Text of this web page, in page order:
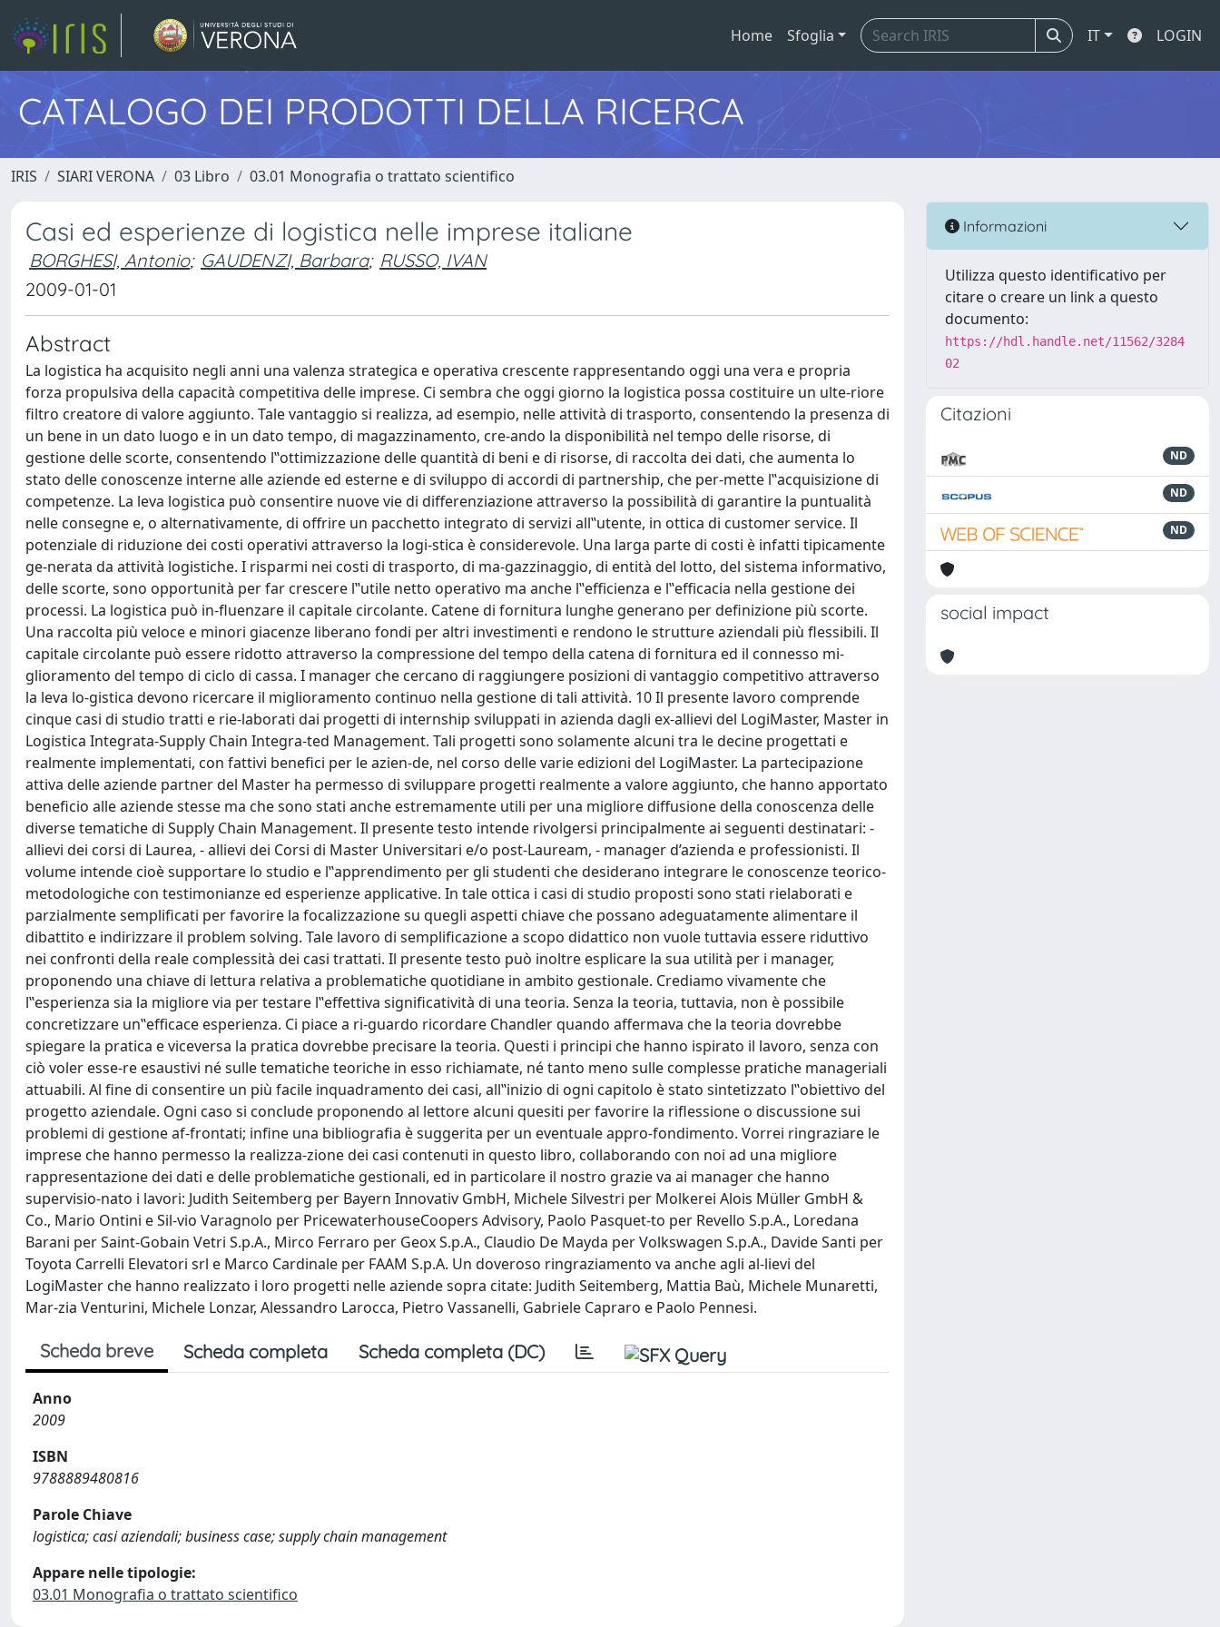
Home Sfoglia IT LOGIN
CATALOGO DEI PRODOTTI DELLA RICERCA
IRIS SIARI VERONA 03 Libro 03.01 Monografia o trattato scientifico
Casi ed esperienze di logistica nelle imprese italiane
BORGHESI, Antonio; GAUDENZI, Barbara; RUSSO, IVAN
2009-01-01
Abstract
La logistica ha acquisito negli anni una valenza strategica e operativa crescente rappresentando oggi una vera e propria
forza propulsiva della capacità competitiva delle imprese. Ci sembra che oggi giorno la logistica possa costituire un ulte-riore
filtro creatore di valore aggiunto. Tale vantaggio si realizza, ad esempio, nelle attività di trasporto, consentendo la presenza di
un bene in un dato luogo e in un dato tempo, di magazzinamento, cre-ando la disponibilità nel tempo delle risorse, di
gestione delle scorte, consentendo l‟ottimizzazione delle quantità di beni e di risorse, di raccolta dei dati, che aumenta lo
stato delle conoscenze interne alle aziende ed esterne e di sviluppo di accordi di partnership, che per-mette l‟acquisizione di
competenze. La leva logistica può consentire nuove vie di differenziazione attraverso la possibilità di garantire la puntualità
nelle consegne e, o alternativamente, di offrire un pacchetto integrato di servizi all‟utente, in ottica di customer service. Il
potenziale di riduzione dei costi operativi attraverso la logi-stica è considerevole. Una larga parte di costi è infatti tipicamente
ge-nerata da attività logistiche. I risparmi nei costi di trasporto, di ma-gazzinaggio, di entità del lotto, del sistema informativo,
delle scorte, sono opportunità per far crescere l‟utile netto operativo ma anche l‟efficienza e l‟efficacia nella gestione dei
processi. La logistica può in-fluenzare il capitale circolante. Catene di fornitura lunghe generano per definizione più scorte.
Una raccolta più veloce e minori giacenze liberano fondi per altri investimenti e rendono le strutture aziendali più flessibili. Il
capitale circolante può essere ridotto attraverso la compressione del tempo della catena di fornitura ed il connesso mi-
glioramento del tempo di ciclo di cassa. I manager che cercano di raggiungere posizioni di vantaggio competitivo attraverso
la leva lo-gistica devono ricercare il miglioramento continuo nella gestione di tali attività. 10 Il presente lavoro comprende
cinque casi di studio tratti e rie-laborati dai progetti di internship sviluppati in azienda dagli ex-allievi del LogiMaster, Master in
Logistica Integrata-Supply Chain Integra-ted Management. Tali progetti sono solamente alcuni tra le decine progettati e
realmente implementati, con fattivi benefici per le azien-de, nel corso delle varie edizioni del LogiMaster. La partecipazione
attiva delle aziende partner del Master ha permesso di sviluppare progetti realmente a valore aggiunto, che hanno apportato
beneficio alle aziende stesse ma che sono stati anche estremamente utili per una migliore diffusione della conoscenza delle
diverse tematiche di Supply Chain Management. Il presente testo intende rivolgersi principalmente ai seguenti destinatari: -
allievi dei corsi di Laurea, - allievi dei Corsi di Master Universitari e/o post-Lauream, - manager d’azienda e professionisti. Il
volume intende cioè supportare lo studio e l‟apprendimento per gli studenti che desiderano integrare le conoscenze teorico-
metodologiche con testimonianze ed esperienze applicative. In tale ottica i casi di studio proposti sono stati rielaborati e
parzialmente semplificati per favorire la focalizzazione su quegli aspetti chiave che possano adeguatamente alimentare il
dibattito e indirizzare il problem solving. Tale lavoro di semplificazione a scopo didattico non vuole tuttavia essere riduttivo
nei confronti della reale complessità dei casi trattati. Il presente testo può inoltre esplicare la sua utilità per i manager,
proponendo una chiave di lettura relativa a problematiche quotidiane in ambito gestionale. Crediamo vivamente che
l‟esperienza sia la migliore via per testare l‟effettiva significatività di una teoria. Senza la teoria, tuttavia, non è possibile
concretizzare un‟efficace esperienza. Ci piace a ri-guardo ricordare Chandler quando affermava che la teoria dovrebbe
spiegare la pratica e viceversa la pratica dovrebbe precisare la teoria. Questi i principi che hanno ispirato il lavoro, senza con
ciò voler esse-re esaustivi né sulle tematiche teoriche in esso richiamate, né tanto meno sulle complesse pratiche manageriali
attuabili. Al fine di consentire un più facile inquadramento dei casi, all‟inizio di ogni capitolo è stato sintetizzato l‟obiettivo del
progetto aziendale. Ogni caso si conclude proponendo al lettore alcuni quesiti per favorire la riflessione o discussione sui
problemi di gestione af-frontati; infine una bibliografia è suggerita per un eventuale appro-fondimento. Vorrei ringraziare le
imprese che hanno permesso la realizza-zione dei casi contenuti in questo libro, collaborando con noi ad una migliore
rappresentazione dei dati e delle problematiche gestionali, ed in particolare il nostro grazie va ai manager che hanno
supervisio-nato i lavori: Judith Seitemberg per Bayern Innovativ GmbH, Michele Silvestri per Molkerei Alois Müller GmbH &
Co., Mario Ontini e Sil-vio Varagnolo per PricewaterhouseCoopers Advisory, Paolo Pasquet-to per Revello S.p.A., Loredana
Barani per Saint-Gobain Vetri S.p.A., Mirco Ferraro per Geox S.p.A., Claudio De Mayda per Volkswagen S.p.A., Davide Santi per
Toyota Carrelli Elevatori srl e Marco Cardinale per FAAM S.p.A. Un doveroso ringraziamento va anche agli al-lievi del
LogiMaster che hanno realizzato i loro progetti nelle aziende sopra citate: Judith Seitemberg, Mattia Baù, Michele Munaretti,
Mar-zia Venturini, Michele Lonzar, Alessandro Larocca, Pietro Vassanelli, Gabriele Capraro e Paolo Pennesi.
Scheda breve Scheda completa Scheda completa (DC)
Anno
2009
ISBN
9788889480816
Parole Chiave
logistica; casi aziendali; business case; supply chain management
Appare nelle tipologie:
03.01 Monografia o trattato scientifico
Informazioni
Utilizza questo identificativo per
citare o creare un link a questo
documento:
https://hdl.handle.net/11562/3284
02
Citazioni
ND
ND
ND
social impact